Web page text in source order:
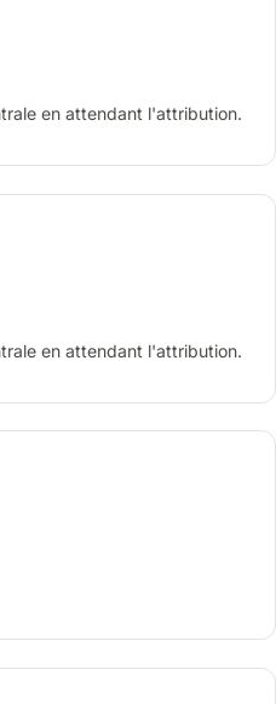
en attendant l'attribution.
en attendant l'attribution.